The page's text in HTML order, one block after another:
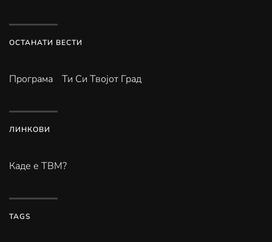
ОСТАНАТИ ВЕСТИ
Програма Ти Си Твојот Град
ЛИНКОВИ
Каде е ТВМ?
TAGS